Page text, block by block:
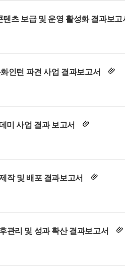
츠 보급 및 운영 활성화 결과보고
인턴 파견 사업 결과보고서
미 사업 결과 보고서
작 및 배포 결과보고서
관리 및 성과 확산 결과보고서